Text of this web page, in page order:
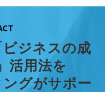
ジネスの成
活用法を
グがサポー